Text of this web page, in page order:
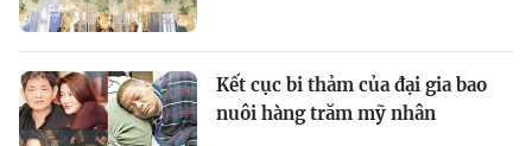
Kết cục bi thảm của đại gia bao
nuôi hàng trăm mỹ nhân